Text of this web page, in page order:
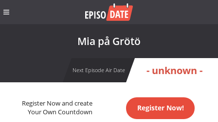
Mia på Grötö
Next Episode Air Date - unknown -
Register Now and create
Your Own Countdown
Register Now!